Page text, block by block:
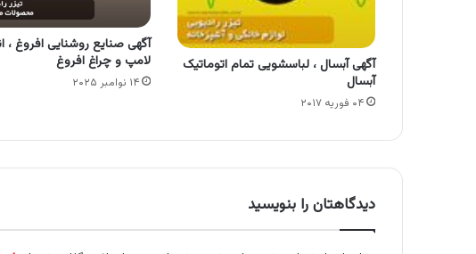
آگهی آبسال ، لباسشویی تمام اتوماتیک
آبسال
۰۴ فوریه ۲۰۱۷
آگهی صنایع روشنایی افروغ ،
لامپ و چراغ افروغ
۱۴ نوامبر ۲۰۲۵
دیدگاهتان را بنویسید